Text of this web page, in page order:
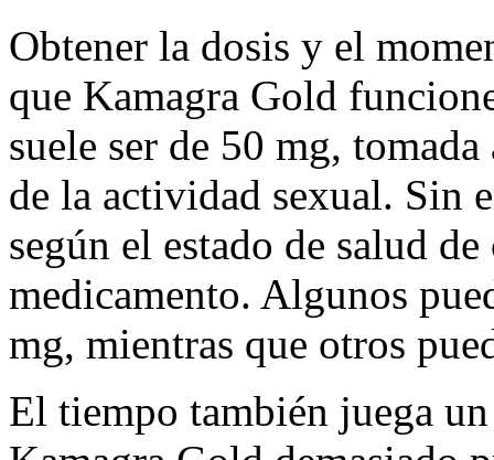
Obtener la dosis y el
que Kamagra Gold
suele ser de 50 mg,
de la actividad sexual. Sin
según el estado de salud
medicamento. Algunos
mg, mientras que otros
El tiempo también juega